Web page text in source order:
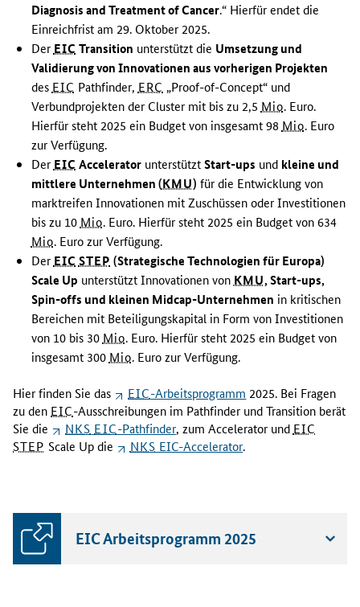
Diagnosis and Treatment of Cancer.“ Hierfür endet die
Einreichfrist am 29. Oktober 2025.
Der EIC Transition unterstützt die Umsetzung und
Validierung von Innovationen aus vorherigen Projekten
des EIC Pathfinder, ERC „Proof-of-Concept“ und
Verbundprojekten der Cluster mit bis zu 2,5 Mio. Euro.
Hierfür steht 2025 ein Budget von insgesamt 98 Mio. Euro
zur Verfügung.
Der EIC AcceleratorunterstütztStart-ups und kleine und
mittlere Unternehmen (KMU) für die Entwicklung von
marktreifen Innovationen mit Zuschüssen oder Investitionen
bis zu 10 Mio. Euro. Hierfür steht 2025 ein Budget von 634
Mio. Euro zur Verfügung.
Der EIC STEP (Strategische Technologien für Europa)
Scale Up unterstützt Innovationen von KMU,Start-ups,
Spin-offs und kleinen Midcap-Unternehmen in kritischen
Bereichen mit Beteiligungskapital in Form von Investitionen
von 10 bis 30 Mio. Euro. Hierfür steht 2025 ein Budget von
insgesamt 300 Mio. Euro zur Verfügung.
Hier finden Sie das EIC-Arbeitsprogramm 2025. Bei Fragen
zu den EIC-Ausschreibungen im Pathfinder undTransition berät
Sie die
NKS EIC-Pathfinder, zum Acceleratorund EIC
STEP Scale Updie NKS EIC-Accelerator.
EIC Arbeitsprogramm 2025